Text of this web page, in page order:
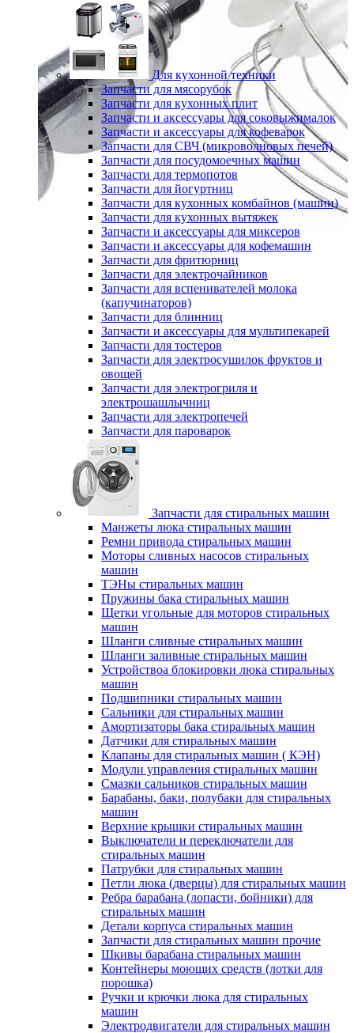
Для кухонной техники
Запчасти для мясорубок
Запчасти для кухонных плит
Запчасти и аксессуары для соковыжималок
Запчасти и аксессуары для кофеварок
Запчасти для СВЧ (микроволновых печей)
Запчасти для посудомоечных машин
Запчасти для термопотов
Запчасти для йогуртниц
Запчасти для кухонных комбайнов (машин)
Запчасти для кухонных вытяжек
Запчасти и аксессуары для миксеров
Запчасти и аксессуары для кофемашин
Запчасти для фритюрниц
Запчасти для электрочайников
Запчасти для вспенивателей молока
(капучинаторов)
Запчасти для блинниц
Запчасти и аксессуары для мультипекарей
Запчасти для тостеров
Запчасти для электросушилок фруктов и
овощей
Запчасти для электрогриля и
электрошашлычниц
Запчасти для электропечей
Запчасти для пароварок
Запчасти для стиральных машин
Манжеты люка стиральных машин
Ремни привода стиральных машин
Моторы сливных насосов стиральных
машин
ТЭНы стиральных машин
Пружины бака стиральных машин
Щетки угольные для моторов стиральных
машин
Шланги сливные стиральных машин
Шланги заливные стиральных машин
Устройствоа блокировки люка стиральных
машин
Подшипники стиральных машин
Сальники для стиральных машин
Амортизаторы бака стиральных машин
Датчики для стиральных машин
Клапаны для стиральных машин ( КЭН)
Модули управления стиральных машин
Смазки сальников стиральных машин
Барабаны, баки, полубаки для стиральных
машин
Верхние крышки стиральных машин
Выключатели и переключатели для
стиральных машин
Патрубки для стиральных машин
Петли люка (дверцы) для стиральных машин
Ребра барабана (лопасти, бойники) для
стиральных машин
Детали корпуса стиральных машин
Запчасти для стиральных машин прочие
Шкивы барабана стиральных машин
Контейнеры моющих средств (лотки для
порошка)
Ручки и крючки люка для стиральных
машин
Электродвигатели для стиральных машин